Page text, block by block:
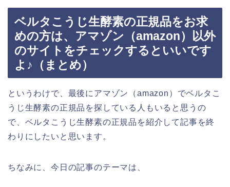
ベルタこうじ生酵素の正規品をお求
めの方は、アマゾン（amazon）以外
のサイトをチェックするといいです
よ♪（まとめ）
というわけで、最後にアマゾン（amazon）でベルタこ
うじ生酵素の正規品を探している人もいると思うの
で、ベルタこうじ生酵素の正規品を紹介して記事を終
わりにしたいと思います。
ちなみに、今日の記事のテーマは、